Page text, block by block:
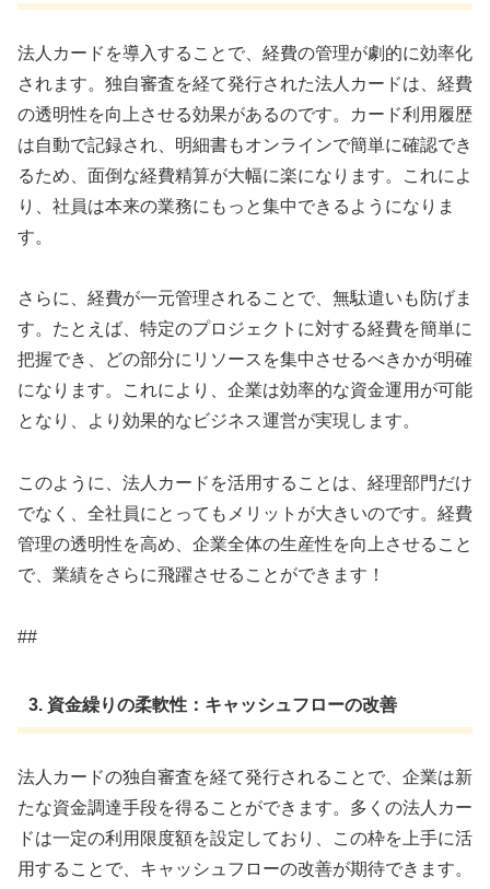
法人カードを導入することで、経費の管理が劇的に効率化
されます。独自審査を経て発行された法人カードは、経費
の透明性を向上させる効果があるのです。カード利用履歴
は自動で記録され、明細書もオンラインで簡単に確認でき
るため、面倒な経費精算が大幅に楽になります。これによ
り、社員は本来の業務にもっと集中できるようになりま
す。
さらに、経費が一元管理されることで、無駄遣いも防げま
す。たとえば、特定のプロジェクトに対する経費を簡単に
把握でき、どの部分にリソースを集中させるべきかが明確
になります。これにより、企業は効率的な資金運用が可能
となり、より効果的なビジネス運営が実現します。
このように、法人カードを活用することは、経理部門だけ
でなく、全社員にとってもメリットが大きいのです。経費
管理の透明性を高め、企業全体の生産性を向上させること
で、業績をさらに飛躍させることができます！
##
3. 資金繰りの柔軟性：キャッシュフローの改善
法人カードの独自審査を経て発行されることで、企業は新
たな資金調達手段を得ることができます。多くの法人カー
ドは一定の利用限度額を設定しており、この枠を上手に活
用することで、キャッシュフローの改善が期待できます。